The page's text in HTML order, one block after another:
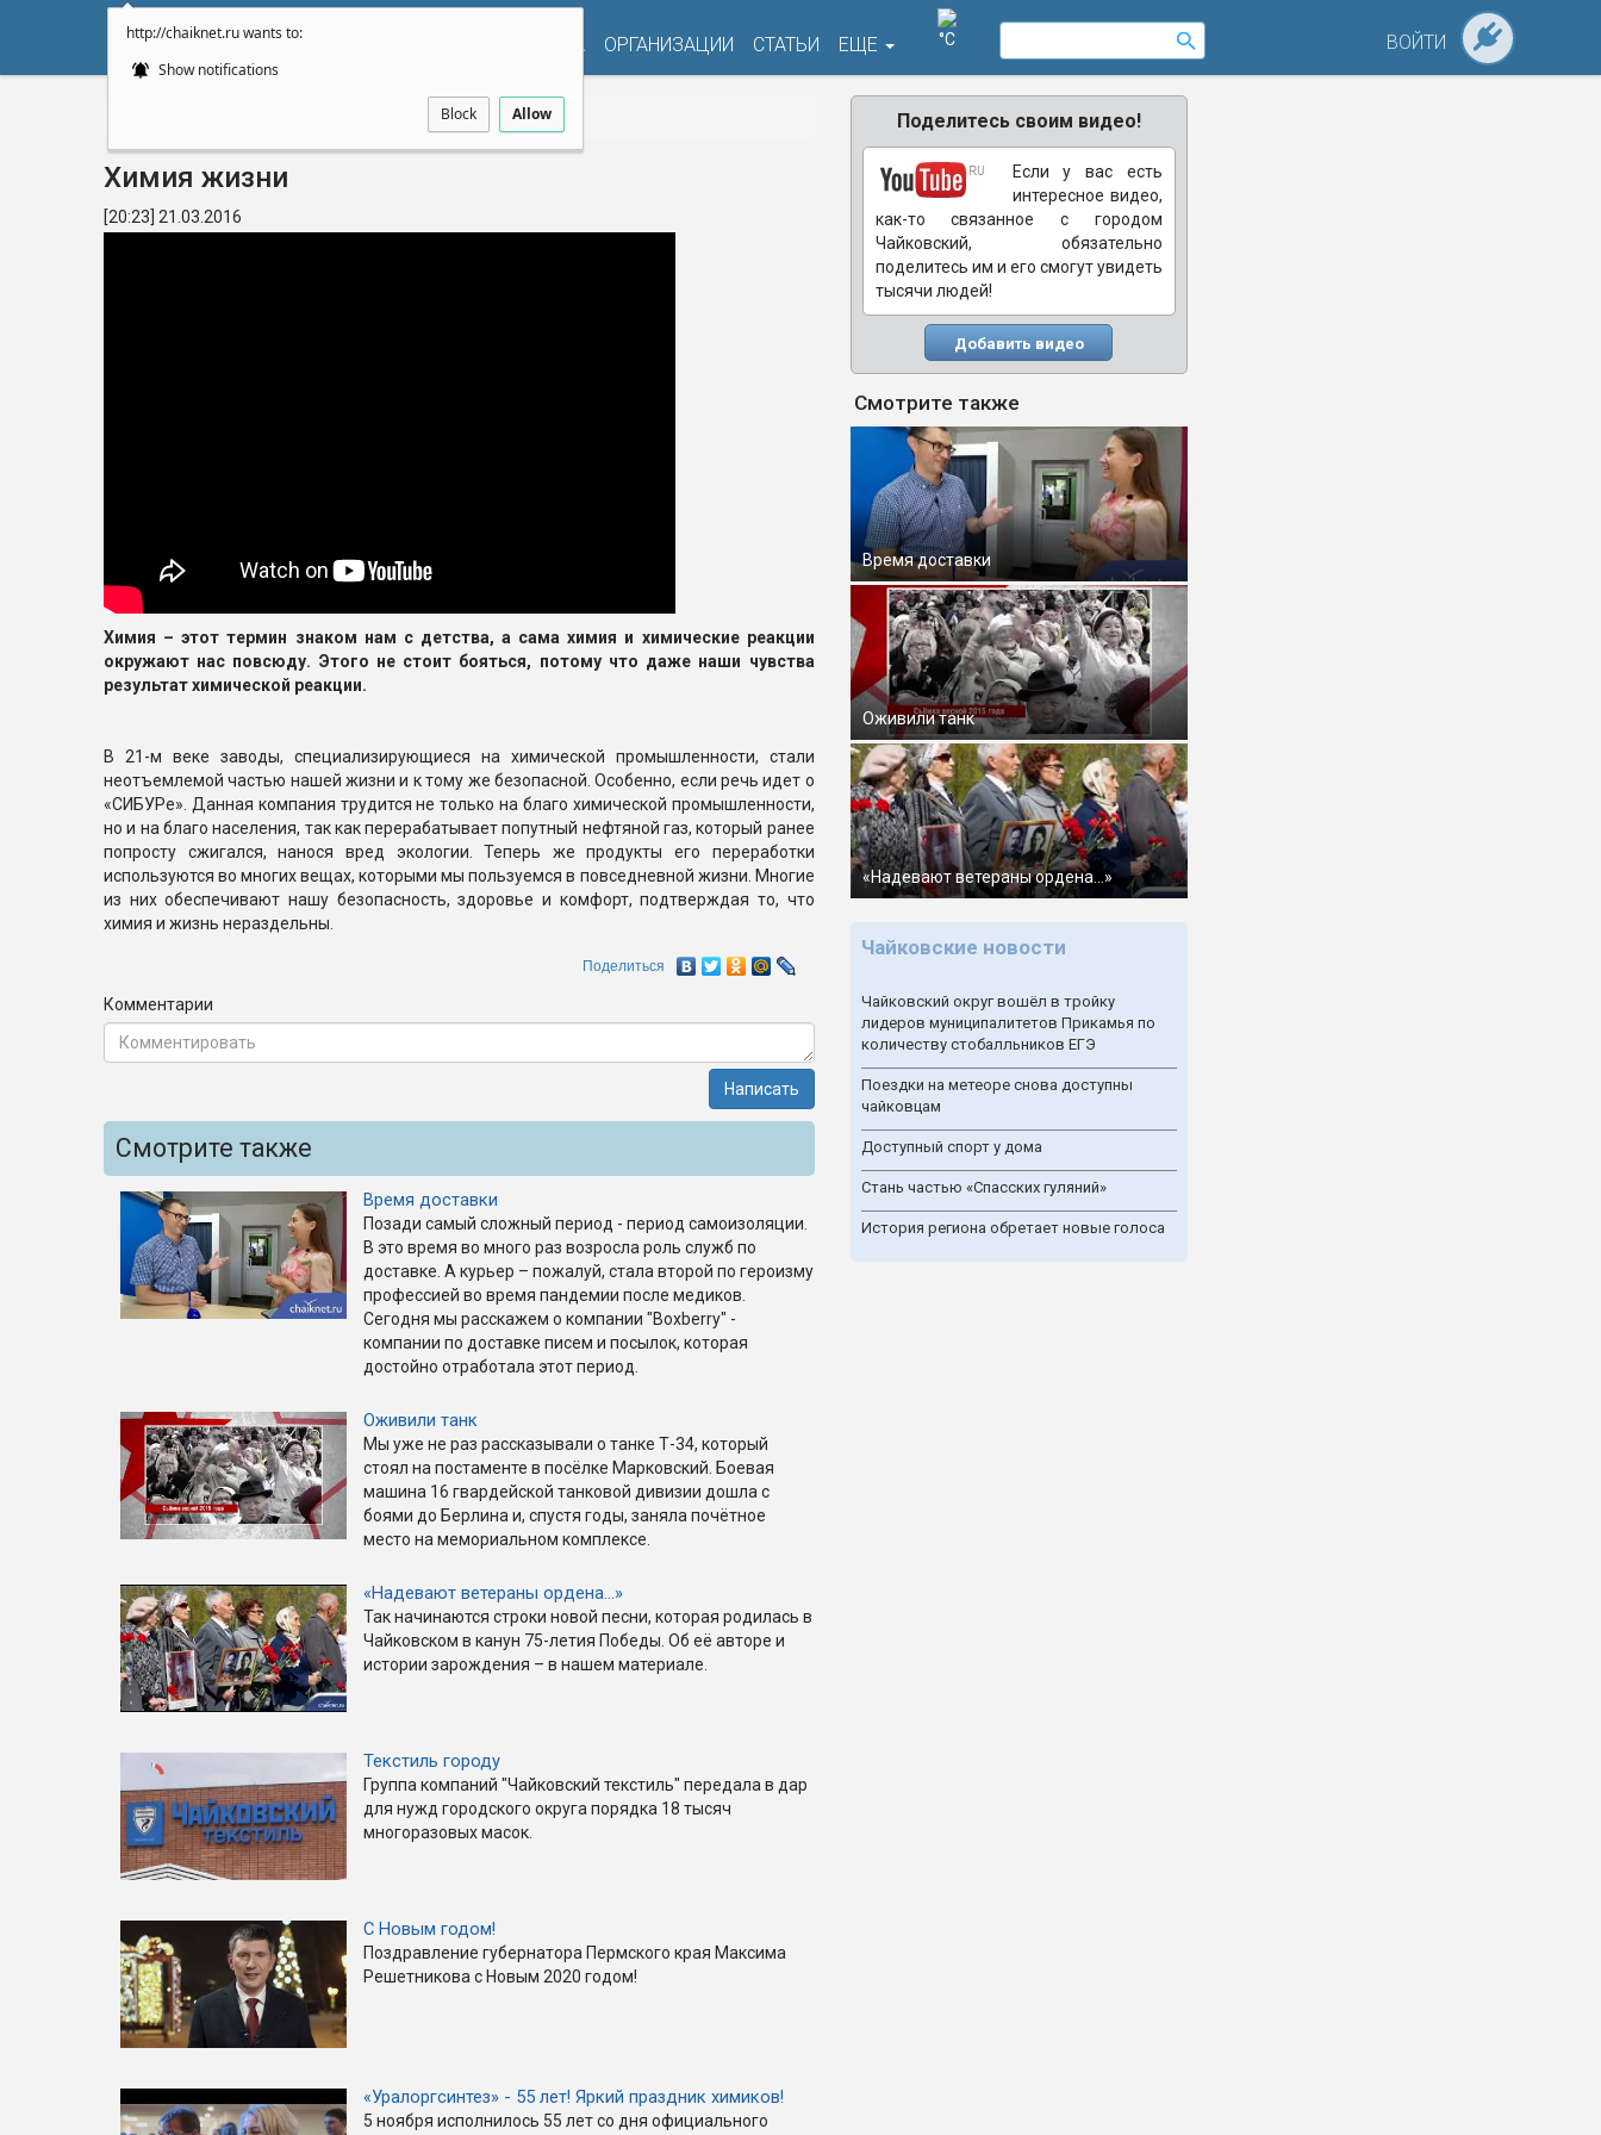
http://chaiknet.ru wants to:
Show notifications
Block Allow
АФИША ОРГАНИЗАЦИИ СТАТЬИ ЕЩЕ °C ВОЙТИ
Химия жизни
[20:23] 21.03.2016
Химия – этот термин знаком нам с детства, а сама химия и химические реакции
окружают нас повсюду. Этого не стоит бояться, потому что даже наши чувства
результат химической реакции.
В 21-м веке заводы, специализирующиеся на химической промышленности, стали
неотъемлемой частью нашей жизни и к тому же безопасной. Особенно, если речь идет о
«СИБУРе». Данная компания трудится не только на благо химической промышленности,
но и на благо населения, так как перерабатывает попутный нефтяной газ, который ранее
попросту сжигался, нанося вред экологии. Теперь же продукты его переработки
используются во многих вещах, которыми мы пользуемся в повседневной жизни. Многие
из них обеспечивают нашу безопасность, здоровье и комфорт, подтверждая то, что
химия и жизнь нераздельны.
Поделиться
Комментарии
Написать
Смотрите также
Время доставки
Позади самый сложный период - период самоизоляции.
В это время во много раз возросла роль служб по
доставке. А курьер – пожалуй, стала второй по героизму
профессией во время пандемии после медиков.
Сегодня мы расскажем о компании "Boxberry" -
компании по доставке писем и посылок, которая
достойно отработала этот период.
Оживили танк
Мы уже не раз рассказывали о танке Т-34, который
стоял на постаменте в посёлке Марковский. Боевая
машина 16 гвардейской танковой дивизии дошла с
боями до Берлина и, спустя годы, заняла почётное
место на мемориальном комплексе.
«Надевают ветераны ордена…»
Так начинаются строки новой песни, которая родилась в
Чайковском в канун 75-летия Победы. Об её авторе и
истории зарождения – в нашем материале.
Текстиль городу
Группа компаний "Чайковский текстиль" передала в дар
для нужд городского округа порядка 18 тысяч
многоразовых масок.
С Новым годом!
Поздравление губернатора Пермского края Максима
Решетникова с Новым 2020 годом!
«Уралоргсинтез» - 55 лет! Яркий праздник химиков!
5 ноября исполнилось 55 лет со дня официального
Поделитесь своим видео!
Если у вас есть
интересное видео,
как-то связанное с городом
Чайковский, обязательно
поделитесь им и его смогут увидеть
тысячи людей!
Добавить видео
Смотрите также
Время доставки
Оживили танк
«Надевают ветераны ордена…»
Чайковские новости
Чайковский округ вошёл в тройку
лидеров муниципалитетов Прикамья по
количеству стобалльников ЕГЭ
Поездки на метеоре снова доступны
чайковцам
Доступный спорт у дома
Стань частью «Спасских гуляний»
История региона обретает новые голоса